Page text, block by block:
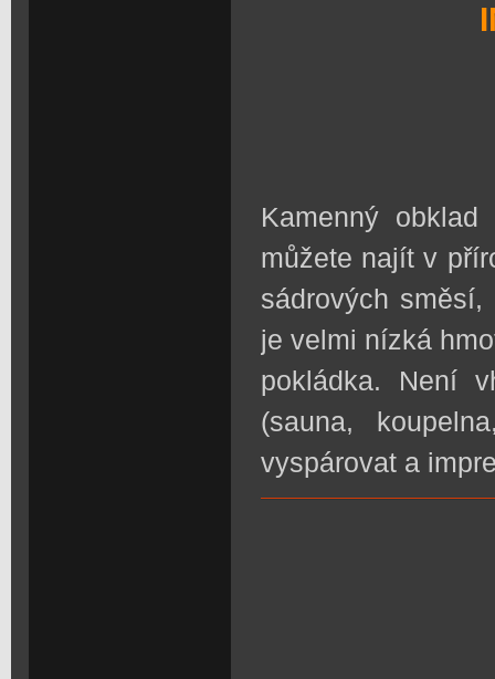
Kamenný
můžete najít v
sádrových
je velmi nízká
pokládka. Není
(sauna,
vyspárovat a